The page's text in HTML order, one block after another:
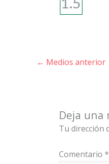
← Medios anterior
Deja una
Tu dirección
Comentario *